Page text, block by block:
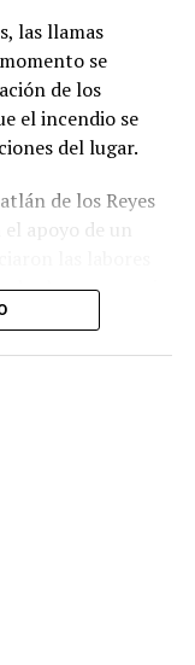
las llamas
se
de los
el incendio se
del lugar.
de los Reyes
apoyo de un
la emergencia